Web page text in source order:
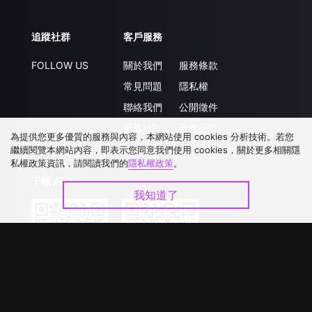
追蹤社群
FOLLOW US
客戶服務
關於我們
常見問題
聯絡我們
服務條款
隱私權
公開徵件
下載 APP
為提供您更多優質的服務與內容，本網站使用 cookies 分析技術。若您
繼續閱覽本網站內容，即表示您同意我們使用 cookies，關於更多相關隱
私權政策資訊，請閱讀我們的隱私權政策。
我知道了